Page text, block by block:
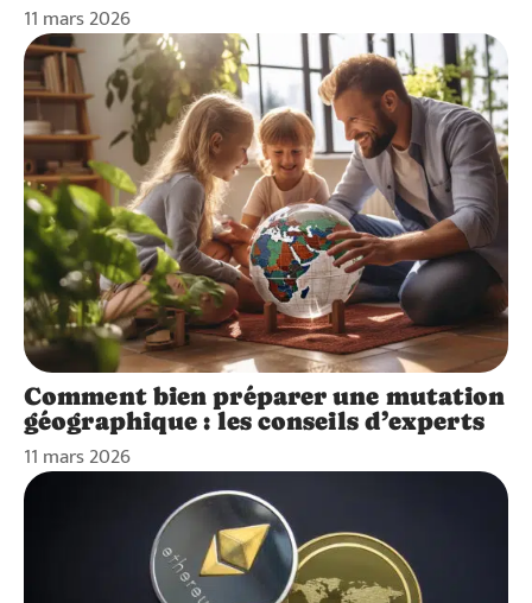
11 mars 2026
Comment bien préparer une mutation
géographique : les conseils d’experts
11 mars 2026